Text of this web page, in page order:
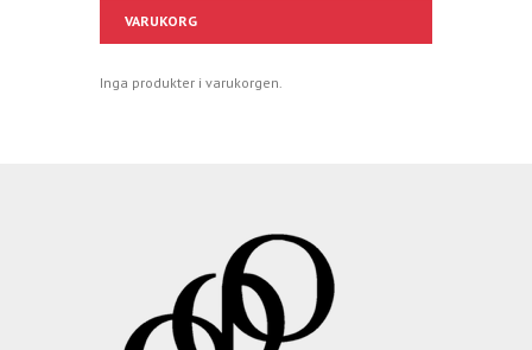
VARUKORG
Inga produkter i varukorgen.